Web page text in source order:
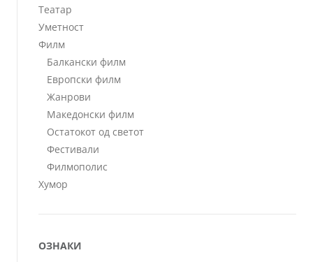
Театар
Уметност
Филм
Балкански филм
Европски филм
Жанрови
Македонски филм
Остатокот од светот
Фестивали
Филмополис
Хумор
ОЗНАКИ